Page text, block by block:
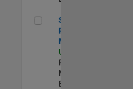
Senior Program Manager
Senior
Program
Manager
US-MA-Natick
Program
Management |
Experimentado